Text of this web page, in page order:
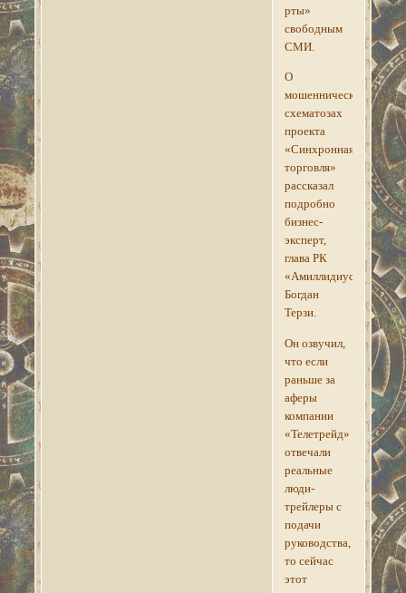
рты»
свободным
СМИ.
О
мошеннических
схематозах
проекта
«Синхронная
торговля»
рассказал
подробно
бизнес-
эксперт,
глава РК
«Амиллидиус»
Богдан
Терзи.
Он озвучил,
что если
раньше за
аферы
компании
«Телетрейд»
отвечали
реальные
люди-
трейлеры с
подачи
руководства,
то сейчас
этот